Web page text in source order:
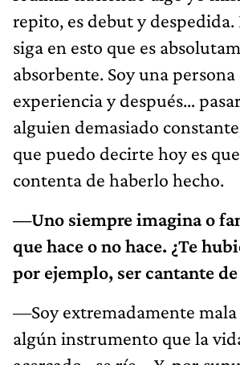
repito, es debut y despedida.
siga en esto que es
absorbente. Soy una
experiencia y después…
alguien demasiado
que puedo decirte hoy es
contenta de haberlo hecho.
—Uno siempre imagina o
que hace o no hace. ¿Te
por ejemplo, ser cantante de
—Soy extremadamente
algún instrumento que la